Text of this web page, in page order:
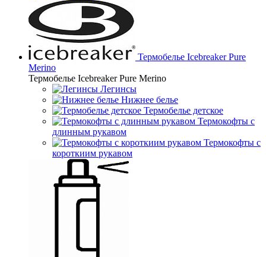
Термобелье Icebreaker Pure
Merino
Термобелье Icebreaker Pure Merino
Легинсы
Нижнее белье
Термобелье детское
Термокофты с
длинным рукавом
Термокофты с
короткиим рукавом